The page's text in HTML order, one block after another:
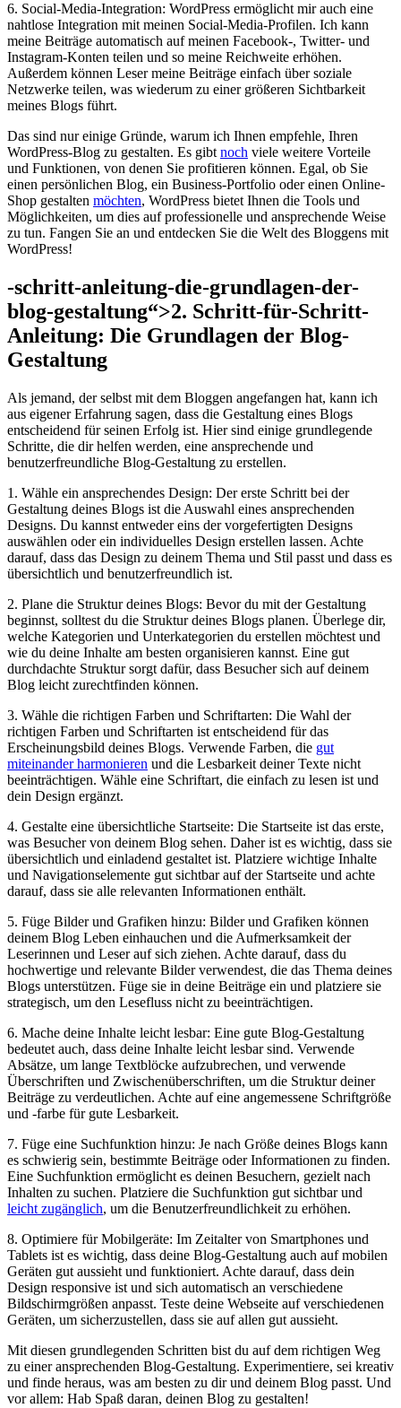
6. Social-Media-Integration: WordPress ermöglicht mir auch eine
nahtlose Integration mit meinen Social-Media-Profilen. Ich kann
meine Beiträge automatisch auf meinen Facebook-, Twitter- und
Instagram-Konten teilen und so meine Reichweite erhöhen.
Außerdem können Leser meine Beiträge einfach über soziale
Netzwerke teilen, was wiederum zu einer größeren Sichtbarkeit
meines Blogs führt.
Das sind nur einige Gründe, warum ich Ihnen empfehle, Ihren
WordPress-Blog zu gestalten. Es gibt noch viele weitere Vorteile
und Funktionen, von denen Sie profitieren können. Egal, ob Sie
einen persönlichen Blog, ein Business-Portfolio oder einen Online-
Shop gestalten möchten, WordPress bietet Ihnen die Tools und
Möglichkeiten, um dies auf professionelle und ansprechende Weise
zu tun. Fangen Sie an und entdecken Sie die Welt des Bloggens mit
WordPress!
-schritt-anleitung-die-grundlagen-der-
blog-gestaltung“>2. Schritt-für-Schritt-
Anleitung: Die Grundlagen der Blog-
Gestaltung
Als jemand, der selbst mit dem Bloggen angefangen hat, kann ich
aus eigener Erfahrung sagen, dass die Gestaltung eines Blogs
entscheidend für seinen Erfolg ist. Hier sind einige grundlegende
Schritte, die dir helfen werden, eine ansprechende und
benutzerfreundliche Blog-Gestaltung zu erstellen.
1. Wähle ein ansprechendes Design: Der erste Schritt bei der
Gestaltung deines Blogs ist die Auswahl eines ansprechenden
Designs. Du kannst entweder eins der vorgefertigten Designs
auswählen oder ein individuelles Design erstellen lassen. Achte
darauf, dass das Design zu deinem Thema und Stil passt und dass es
übersichtlich und benutzerfreundlich ist.
2. Plane die Struktur deines Blogs: Bevor du mit der Gestaltung
beginnst, solltest du die Struktur deines Blogs planen. Überlege dir,
welche Kategorien und Unterkategorien du erstellen möchtest und
wie du deine Inhalte am besten organisieren kannst. Eine gut
durchdachte Struktur sorgt dafür, dass Besucher sich auf deinem
Blog leicht zurechtfinden können.
3. Wähle die richtigen Farben und Schriftarten: Die Wahl der
richtigen Farben und Schriftarten ist entscheidend für das
Erscheinungsbild deines Blogs. Verwende Farben, die gut
miteinander harmonieren und die Lesbarkeit deiner Texte nicht
beeinträchtigen. Wähle eine Schriftart, die einfach zu lesen ist und
dein Design ergänzt.
4. Gestalte eine übersichtliche Startseite: Die Startseite ist das erste,
was Besucher von deinem Blog sehen. Daher ist es wichtig, dass sie
übersichtlich und einladend gestaltet ist. Platziere wichtige Inhalte
und Navigationselemente gut sichtbar auf der Startseite und achte
darauf, dass sie alle relevanten Informationen enthält.
5. Füge Bilder und Grafiken hinzu: Bilder und Grafiken können
deinem Blog Leben einhauchen und die Aufmerksamkeit der
Leserinnen und Leser auf sich ziehen. Achte darauf, dass du
hochwertige und relevante Bilder verwendest, die das Thema deines
Blogs unterstützen. Füge sie in deine Beiträge ein und platziere sie
strategisch, um den Lesefluss nicht zu beeinträchtigen.
6. Mache deine Inhalte leicht lesbar: Eine gute Blog-Gestaltung
bedeutet auch, dass deine Inhalte leicht lesbar sind. Verwende
Absätze, um lange Textblöcke aufzubrechen, und verwende
Überschriften und Zwischenüberschriften, um die Struktur deiner
Beiträge zu verdeutlichen. Achte auf eine angemessene Schriftgröße
und -farbe für gute Lesbarkeit.
7. Füge eine Suchfunktion hinzu: Je nach Größe deines Blogs kann
es schwierig sein, bestimmte Beiträge oder Informationen zu finden.
Eine Suchfunktion ermöglicht es deinen Besuchern, gezielt nach
Inhalten zu suchen. Platziere die Suchfunktion gut sichtbar und
leicht zugänglich, um die Benutzerfreundlichkeit zu erhöhen.
8. Optimiere für Mobilgeräte: Im Zeitalter von Smartphones und
Tablets ist es wichtig, dass deine Blog-Gestaltung auch auf mobilen
Geräten gut aussieht und funktioniert. Achte darauf, dass dein
Design responsive ist und sich automatisch an verschiedene
Bildschirmgrößen anpasst. Teste deine Webseite auf verschiedenen
Geräten, um sicherzustellen, dass sie auf allen gut aussieht.
Mit diesen grundlegenden Schritten bist du auf dem richtigen Weg
zu einer ansprechenden Blog-Gestaltung. Experimentiere, sei kreativ
und finde heraus, was am besten zu dir und deinem Blog passt. Und
vor allem: Hab Spaß daran, deinen Blog zu gestalten!